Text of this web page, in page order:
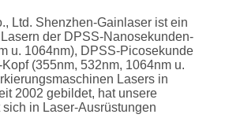
Ltd. Shenzhen-Gainlaser ist ein
der DPSS-Nanosekunden-
u. 1064nm), DPSS-Picosekunde
(355nm, 532nm, 1064nm u.
Lasers in
2002 gebildet, hat unsere
in Laser-Ausrüstungen